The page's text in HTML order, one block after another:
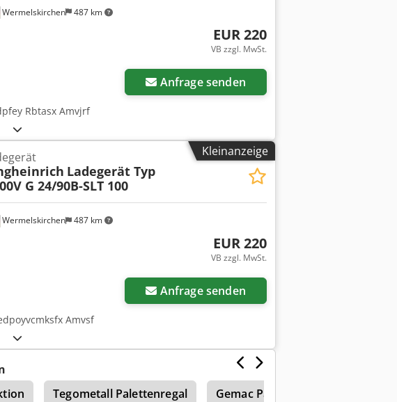
Wermelskirchen 487 km
EUR 220
VB zzgl. MwSt.
Anfrage senden
Rbtasx Amvjrf
Kleinanzeige
Mehr Bilder anfragen
Wermelskirchen 487 km
Ladegerät Typ
G 24/90B-SLT 100
EUR 220
VB zzgl. MwSt.
Anfrage senden
Amvsf
Tegometall Palettenregal Gemac Palettenregal